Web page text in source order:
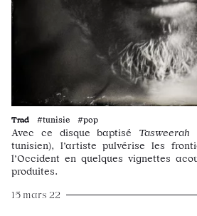
Trad #tunisie #pop
Avec ce disque baptisé Tasweerah
tunisien), l’artiste pulvérise les
l’Occident en quelques vignettes
produites.
15 mars 22